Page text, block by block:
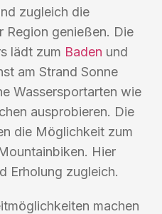
zugleich die
Region genießen. Die
lädt zum Baden und
am Strand Sonne
Wassersportarten wie
ausprobieren. Die
die Möglichkeit zum
Hier
Erholung zugleich.
machen